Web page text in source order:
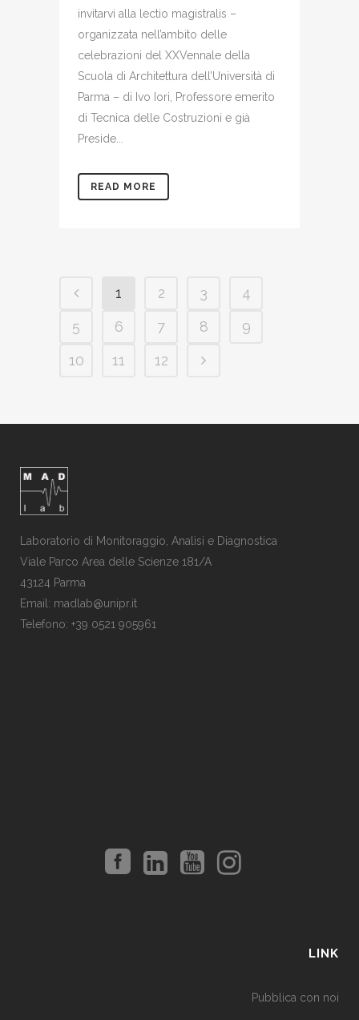
invitarvi alla lectio magistralis –
organizzata nell’ambito delle
celebrazioni del XXVennale della
Scuola di Architettura dell’Università di
Parma – di Ivo Iori, Professore emerito
di Tecnica delle Costruzioni e già
Preside...
READ MORE
1 2 3
4
5
6 7 8
9
10
11 12
Laboratorio di Monitoraggio, Analisi e Diagnostica
Viale Parco Area delle Scienze 181/A
43124 Parma
Email: madlab@unipr.it
Telefono: +39 0521 905961
LINK
Pubblica con noi